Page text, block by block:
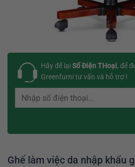
Hãy để lạiSố Điện THoại, để
Greenfurni tư vấn và hỗ trợ !
Ghế làm việc da nhập khẩu